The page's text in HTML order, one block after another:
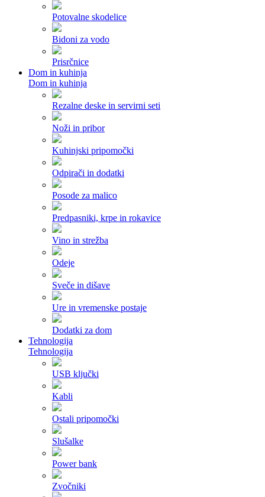
Potovalne skodelice
Bidoni za vodo
Prisrčnice
Dom in kuhinja
Dom in kuhinja
Rezalne deske in servirni seti
Noži in pribor
Kuhinjski pripomočki
Odpirači in dodatki
Posode za malico
Predpasniki, krpe in rokavice
Vino in strežba
Odeje
Sveče in dišave
Ure in vremenske postaje
Dodatki za dom
Tehnologija
Tehnologija
USB ključki
Kabli
Ostali pripomočki
Slušalke
Power bank
Zvočniki